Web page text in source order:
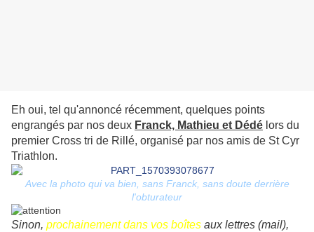
Eh oui, tel qu'annoncé récemment, quelques points
engrangés par nos deux Franck, Mathieu et Dédé lors du
premier Cross tri de Rillé, organisé par nos amis de St Cyr
Triathlon.
Avec la photo qui va bien, sans Franck, sans doute derrière
l'obturateur
Sinon, prochainement dans vos boîtes aux lettres (mail),